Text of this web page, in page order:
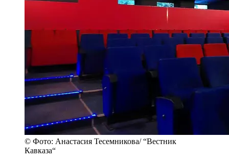
© Фото: Анастасия Тесемникова/ “Вестник
Кавказа“